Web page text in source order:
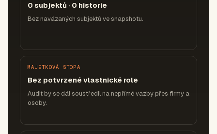
0 subjektů · 0 historie
Bez navázaných subjektů ve snapshotu.
MAJETKOVÁ STOPA
Bez potvrzené vlastnické role
Audit by se dál soustředil na nepřímé vazby přes firmy a
osoby.